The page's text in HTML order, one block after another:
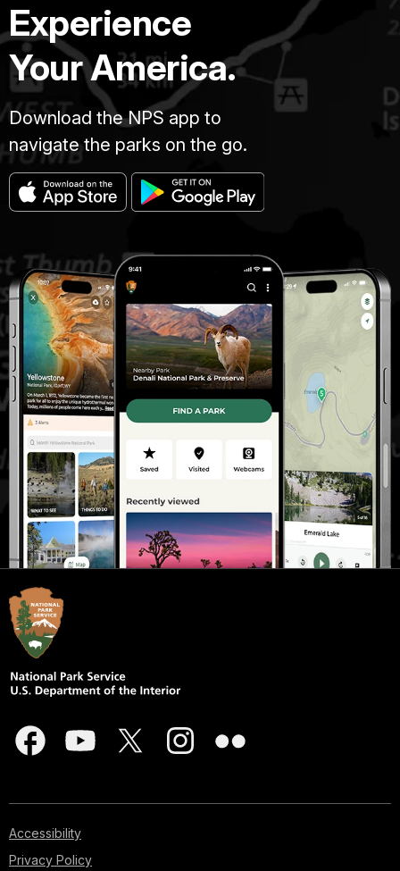
Experience
Your America.
Download the NPS app to
navigate the parks on the go.
Accessibility
Privacy Policy